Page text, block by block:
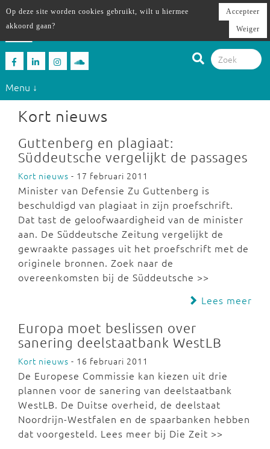
Menu ↓
Kort nieuws
Guttenberg en plagiaat:
Süddeutsche vergelijkt de passages
Kort nieuws - 17 februari 2011
Minister van Defensie Zu Guttenberg is
beschuldigd van plagiaat in zijn proefschrift.
Dat tast de geloofwaardigheid van de minister
aan. De Süddeutsche Zeitung vergelijkt de
gewraakte passages uit het proefschrift met de
originele bronnen. Zoek naar de
overeenkomsten bij de Süddeutsche >>
Lees meer
Europa moet beslissen over
sanering deelstaatbank WestLB
Kort nieuws - 16 februari 2011
De Europese Commissie kan kiezen uit drie
plannen voor de sanering van deelstaatbank
WestLB. De Duitse overheid, de deelstaat
Noordrijn-Westfalen en de spaarbanken hebben
dat voorgesteld. Lees meer bij Die Zeit >>
Op deze site worden cookies gebruikt, wilt u hiermee
akkoord gaan?
Accepteer
Weiger